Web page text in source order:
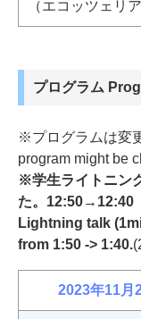
（エコッツェリ
プログラム
※プログラムは変
program might be
※学生ライトニン
た。12:50→12:40
Lightning talk
from 1:50 -> 1:40.
2023年11月